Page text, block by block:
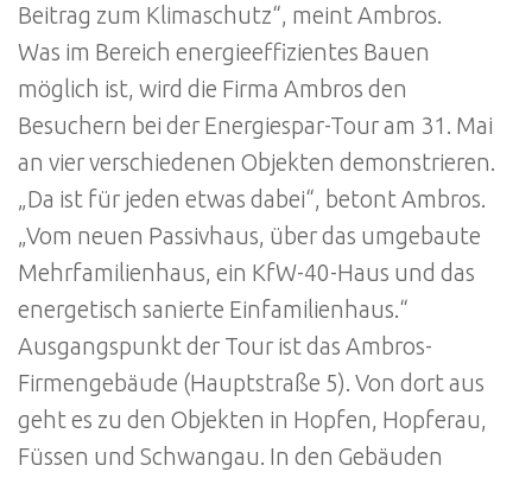
Beitrag zum Klimaschutz“, meint Ambros.
Was im Bereich energieeffizientes Bauen
möglich ist, wird die Firma Ambros den
Besuchern bei der Energiespar-Tour am 31. Mai
an vier verschiedenen Objekten demonstrieren.
„Da ist für jeden etwas dabei“, betont Ambros.
„Vom neuen Passivhaus, über das umgebaute
Mehrfamilienhaus, ein KfW-40-Haus und das
energetisch sanierte Einfamilienhaus.“
Ausgangspunkt der Tour ist das Ambros-
Firmengebäude (Hauptstraße 5). Von dort aus
geht es zu den Objekten in Hopfen, Hopferau,
Füssen und Schwangau. In den Gebäuden